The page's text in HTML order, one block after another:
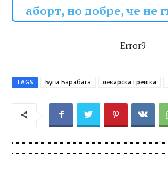
аборт, но добре, че не
Error9
TAGS Буги Барабата лекарска грешка